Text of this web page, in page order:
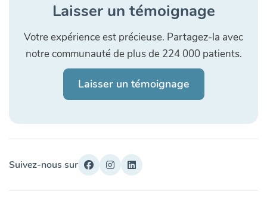
Laisser un témoignage
Votre expérience est précieuse. Partagez-la avec
notre communauté de plus de 224 000 patients.
Laisser un témoignage
Suivez-nous sur